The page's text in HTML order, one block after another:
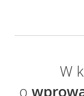
W
o